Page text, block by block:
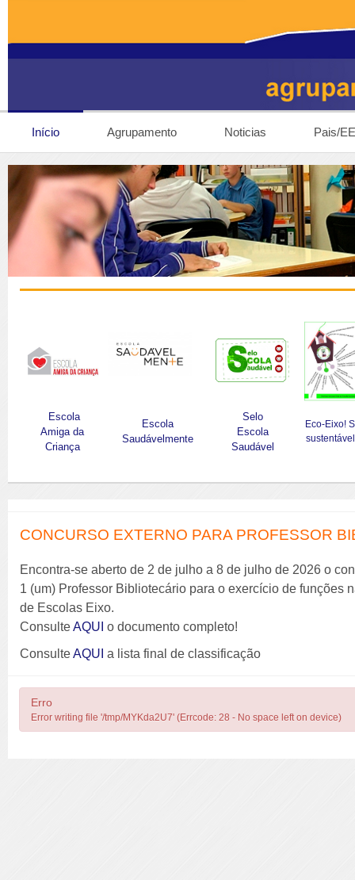
Início Agrupamento Noticias Pais/EE
Escola
Amiga da
Criança
Escola
Saudávelmente
Selo
Escola
Saudável
Eco-Eixo!
CONCURSO EXTERNO PARA PROFESSOR
Encontra-se aberto de 2 de julho a 8 de julho de 2026 o
1 (um) Professor Bibliotecário para o exercício de funções
de Escolas Eixo.
ConsulteAQUI o documento completo!
ConsulteAQUI a lista final de classificação
Erro
Error writing file '/tmp/MYKda2U7' (Errcode: 28 - No space left on device)